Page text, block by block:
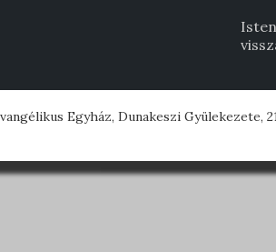
Egyház, Dunakeszi Gyülekezete,